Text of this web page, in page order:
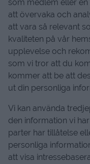
som medlem eller
att övervaka och
att vara så relevant
kvaliteten på vår
upplevelse och
som vi tror att du
kommer att be att
ut din personliga
Vi kan använda
den information vi
parter har tillåtelse
personliga
att visa